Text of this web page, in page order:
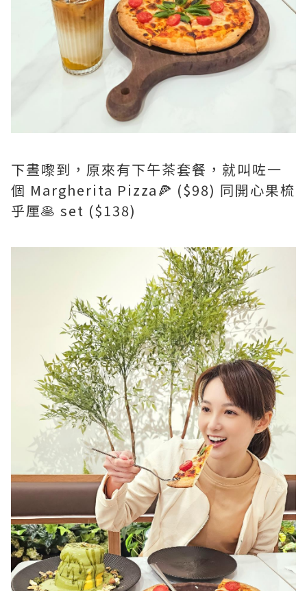
下晝嚟到，原來有下午茶套餐，就叫咗一
個 Margherita Pizza🍕 ($98) 同開心果梳
乎厘🥞 set ($138)